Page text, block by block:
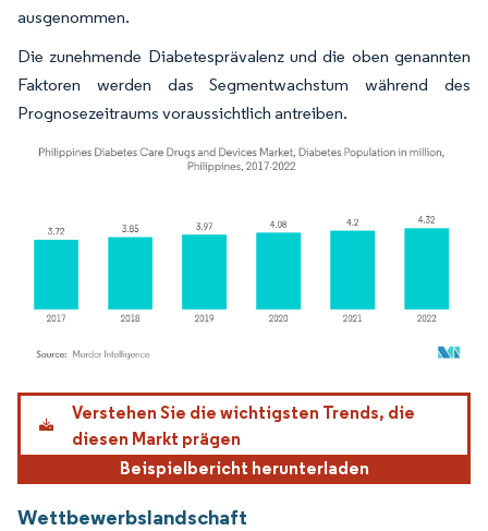
ausgenommen.
Die zunehmende Diabetesprävalenz und die oben genannten
Faktoren werden das Segmentwachstum während des
Prognosezeitraums voraussichtlich antreiben.
Bild © Mordor Intelligence. Wiederverwendung erfordert Namensnennung gemäß
Verstehen Sie die wichtigsten Trends, die
diesen Markt prägen
Beispielbericht herunterladen
Wettbewerbslandschaft